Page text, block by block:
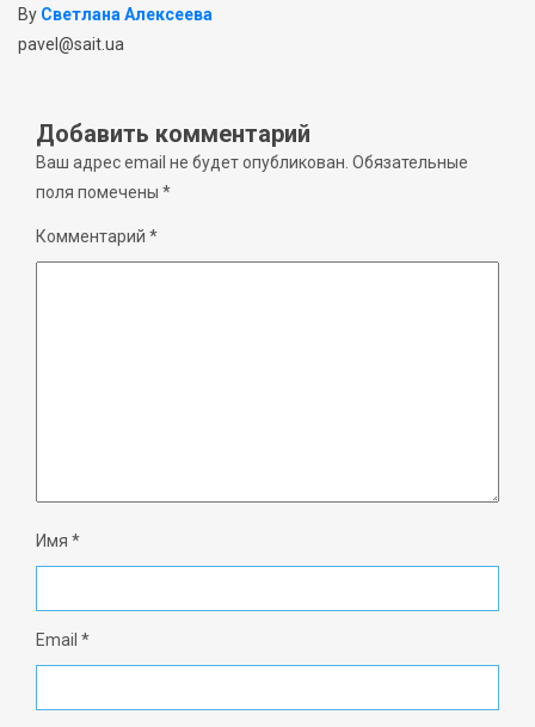
By Светлана Алексеева
pavel@sait.ua
Добавить комментарий
Ваш адрес email не будет опубликован. Обязательные
поля помечены *
Комментарий *
Имя *
Email *